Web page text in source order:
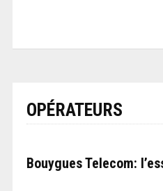
OPÉRATEURS
Bouygues Telecom: